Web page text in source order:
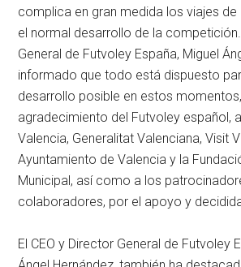
complica en gran medida los viajes
el normal desarrollo de la
General de Futvoley España, Miguel
informado que todo está dispuesto
desarrollo posible en estos
agradecimiento del Futvoley español,
Valencia, Generalitat Valenciana, Visit
Ayuntamiento de Valencia y la
Municipal, así como a los
colaboradores, por el apoyo y
El CEO y Director General de Futvoley